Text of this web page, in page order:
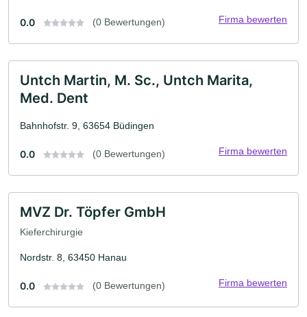
0.0 (0 Bewertungen) Firma bewerten
Untch Martin, M. Sc., Untch Marita,
Med. Dent
Bahnhofstr. 9, 63654 Büdingen
0.0 (0 Bewertungen) Firma bewerten
MVZ Dr. Töpfer GmbH
Kieferchirurgie
Nordstr. 8, 63450 Hanau
0.0 (0 Bewertungen) Firma bewerten